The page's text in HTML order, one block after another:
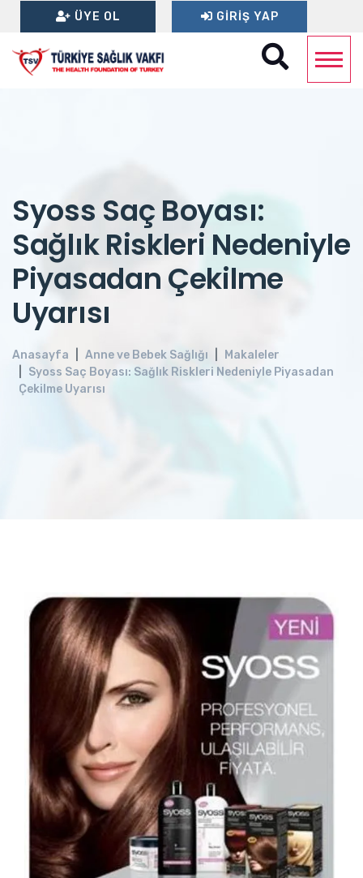
ÜYE OL GIRIŞ YAP
Syoss Saç Boyası:
Sağlık Riskleri Nedeniyle
Piyasadan Çekilme
Uyarısı
Anasayfa Anne ve Bebek Sağlığı
Makaleler
Syoss Saç Boyası: Sağlık Riskleri Nedeniyle Piyasadan
Çekilme Uyarısı